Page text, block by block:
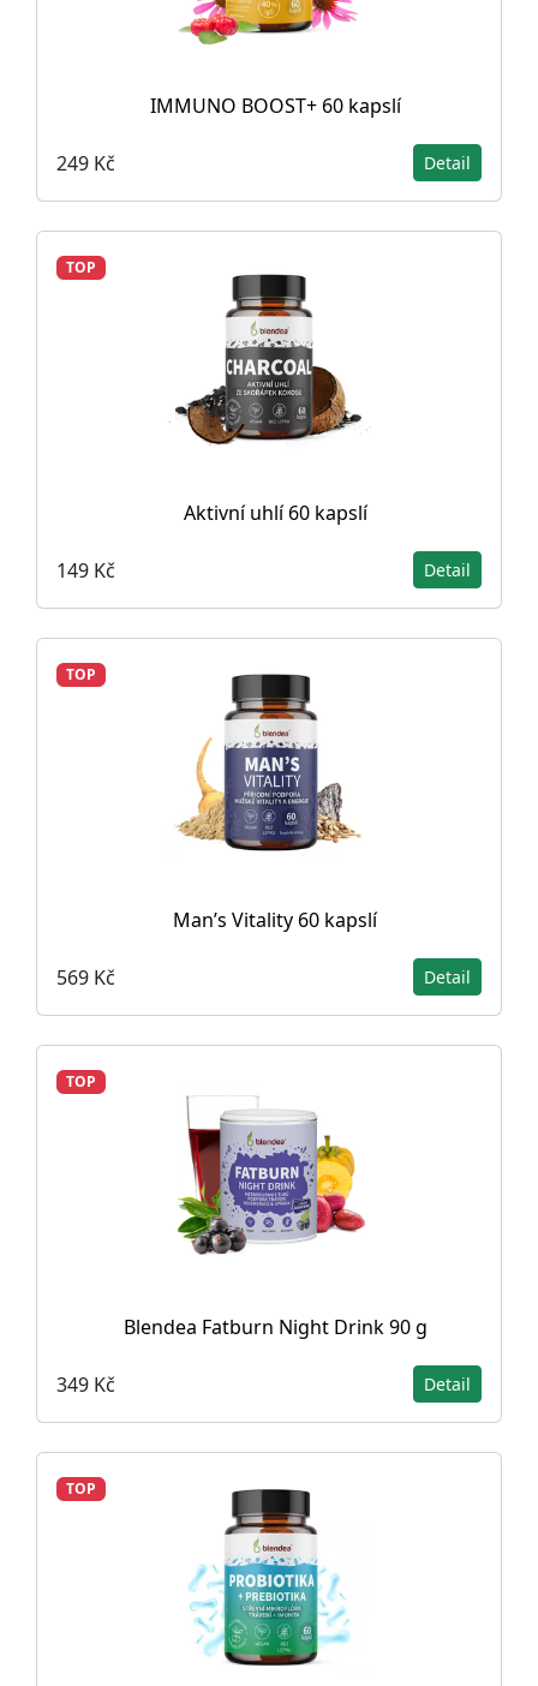
IMMUNO BOOST+ 60 kapslí
249 Kč Detail
TOP
Aktivní uhlí 60 kapslí
149 Kč Detail
TOP
Man’s Vitality 60 kapslí
569 Kč Detail
TOP
Blendea Fatburn Night Drink 90 g
349 Kč Detail
TOP